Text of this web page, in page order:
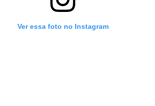
Ver essa foto no Instagram